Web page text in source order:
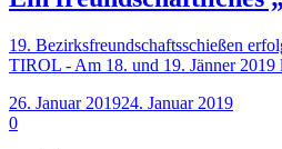
19. Bezirksfreundschaftsschießen
TIROL - Am 18. und 19. Jänner 2019
26. Januar 201924. Januar 2019
0